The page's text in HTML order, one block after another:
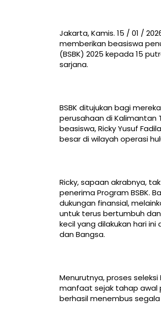
Jakarta, Kamis. 15 / 01 /
memberikan beasiswa
(BSBK) 2025 kepada 15
sarjana.
BSBK ditujukan bagi
perusahaan di Kalimantan
beasiswa, Ricky Yusuf
besar di wilayah operasi
Ricky, sapaan akrabnya,
penerima Program BSBK.
dukungan finansial,
untuk terus bertumbuh
kecil yang dilakukan hari
dan Bangsa.
Menurutnya, proses
manfaat sejak tahap awal
berhasil menembus